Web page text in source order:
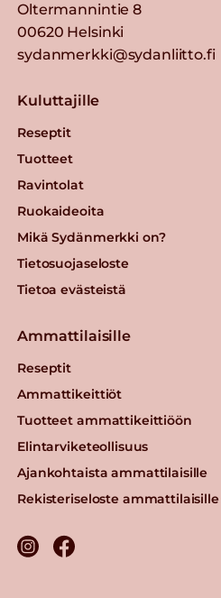
Oltermannintie 8
00620 Helsinki
sydanmerkki@sydanliitto.fi
Kuluttajille
Reseptit
Tuotteet
Ravintolat
Ruokaideoita
Mikä Sydänmerkki on?
Tietosuojaseloste
Tietoa evästeistä
Ammattilaisille
Reseptit
Ammattikeittiöt
Tuotteet ammattikeittiöön
Elintarviketeollisuus
Ajankohtaista ammattilaisille
Rekisteriseloste ammattilaisille